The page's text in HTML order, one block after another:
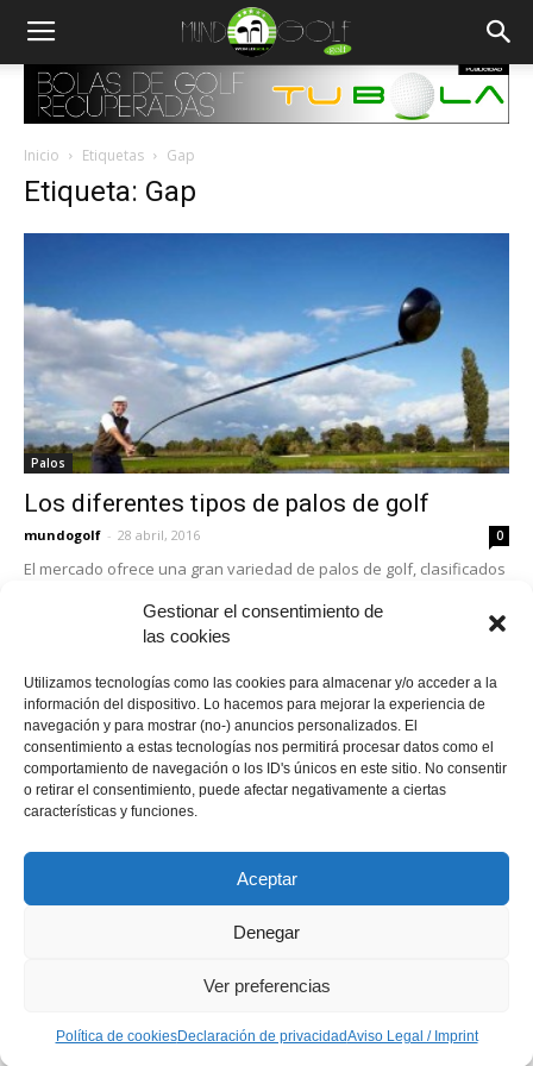
Gestionar el consentimiento de
las cookies
Utilizamos tecnologías como las cookies para almacenar y/o acceder a la
información del dispositivo. Lo hacemos para mejorar la experiencia de
navegación y para mostrar (no-) anuncios personalizados. El
consentimiento a estas tecnologías nos permitirá procesar datos como el
comportamiento de navegación o los ID's únicos en este sitio. No consentir
o retirar el consentimiento, puede afectar negativamente a ciertas
características y funciones.
Aceptar
Denegar
Ver preferencias
Política de cookiesDeclaración de privacidadAviso Legal / Imprint
Inicio Etiquetas Gap
Etiqueta: Gap
Palos
Los diferentes tipos de palos de golf
mundogolf - 28 abril, 2016 0
El mercado ofrece una gran variedad de palos de golf, clasificados
híbridos, wedges o putters...
Política de cookies
Política de cookies
Declaración de privacidad
Aviso Legal / Imprint
Descargo de responsabilidad
© Copyright 2021 - MundoGolf.golf